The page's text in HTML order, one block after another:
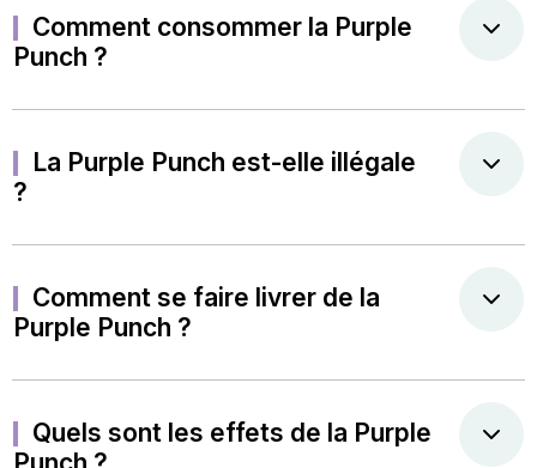
Comment consommer la Purple
Punch ?
La Purple Punch est-elle illégale
?
Comment se faire livrer de la
Purple Punch ?
Quels sont les effets de la Purple